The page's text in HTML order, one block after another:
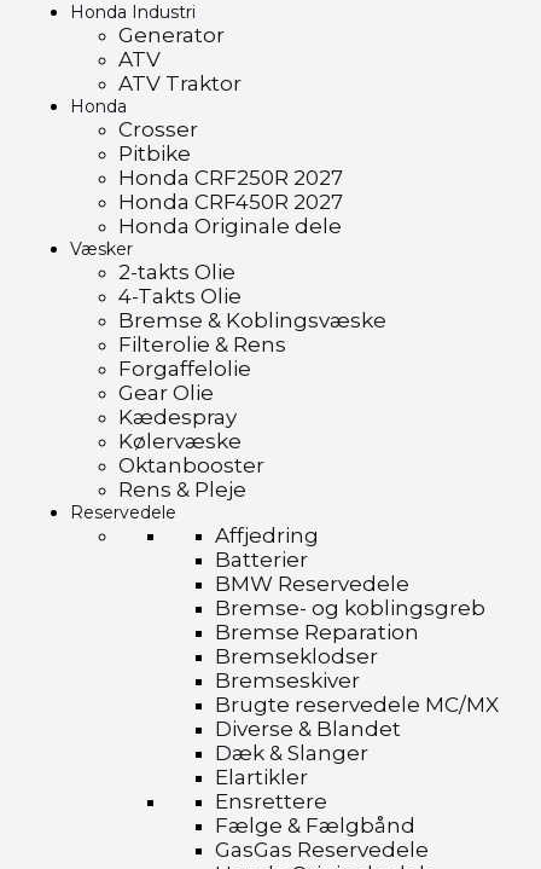
Honda Industri
Generator
ATV
ATV Traktor
Honda
Crosser
Pitbike
Honda CRF250R 2027
Honda CRF450R 2027
Honda Originale dele
Væsker
2-takts Olie
4-Takts Olie
Bremse & Koblingsvæske
Filterolie & Rens
Forgaffelolie
Gear Olie
Kædespray
Kølervæske
Oktanbooster
Rens & Pleje
Reservedele
Affjedring
Batterier
BMW Reservedele
Bremse- og koblingsgreb
Bremse Reparation
Bremseklodser
Bremseskiver
Brugte reservedele MC/MX
Diverse & Blandet
Dæk & Slanger
Elartikler
Ensrettere
Fælge & Fælgbånd
GasGas Reservedele